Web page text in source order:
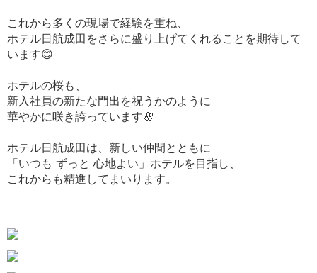
これから多くの現場で経験を重ね、
ホテル日航成田をさらに盛り上げてくれることを期待して
います😊
ホテルの桜も、
新入社員の新たな門出を祝うかのように
華やかに咲き誇っています🌸
ホテル日航成田は、新しい仲間とともに
「いつも ずっと 心地よい」ホテルを目指し、
これからも精進してまいります。